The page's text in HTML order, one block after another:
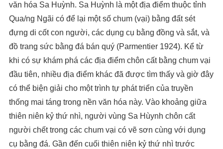
văn hóa Sa Huỳnh. Sa Huỳnh là một địa điểm thuộc tỉnh
Qua/ng Ngãi có để lại một số chum (vại) bằng đất sét
đựng di cốt con người, các dụng cụ bằng đồng và sắt, và
đồ trang sức bằng đá bán quý (Parmentier 1924). Kể từ
khi có sự khám phá các địa điểm chôn cất bằng chum vại
đầu tiên, nhiều địa điểm khác đã được tìm thấy và giờ đây
có thể biện giải cho một trình tự phát triển của truyền
thống mai táng trong nền văn hóa này. Vào khoảng giữa
thiên niên kỷ thứ nhì, người vùng Sa Hùynh chôn cất
người chết trong các chum vại có vẽ sơn cùng với dụng
cụ bằng đá. Gần đến cuối thiên niên kỷ thứ nhì trước